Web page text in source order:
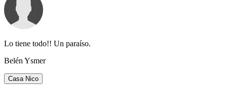
Lo tiene todo!! Un paraíso.
Belén Ysmer
Casa Nico